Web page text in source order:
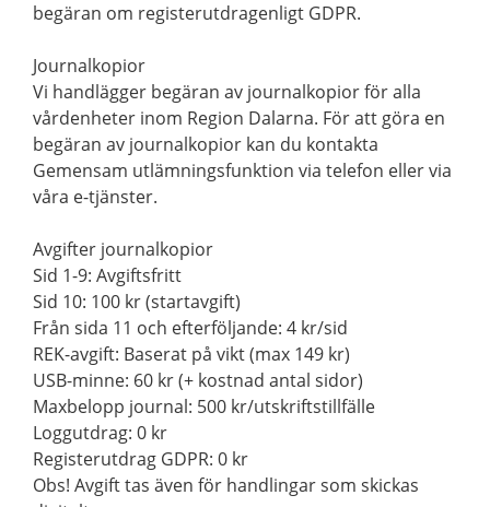
begäran om registerutdragenligt GDPR.
Journalkopior
Vi handlägger begäran av journalkopior för alla
vårdenheter inom Region Dalarna. För att göra en
begäran av journalkopior kan du kontakta
Gemensam utlämningsfunktion via telefon eller via
våra e-tjänster.
Avgifter journalkopior
Sid 1-9: Avgiftsfritt
Sid 10: 100 kr (startavgift)
Från sida 11 och efterföljande: 4 kr/sid
REK-avgift: Baserat på vikt (max 149 kr)
USB-minne: 60 kr (+ kostnad antal sidor)
Maxbelopp journal: 500 kr/utskriftstillfälle
Loggutdrag: 0 kr
Registerutdrag GDPR: 0 kr
Obs! Avgift tas även för handlingar som skickas